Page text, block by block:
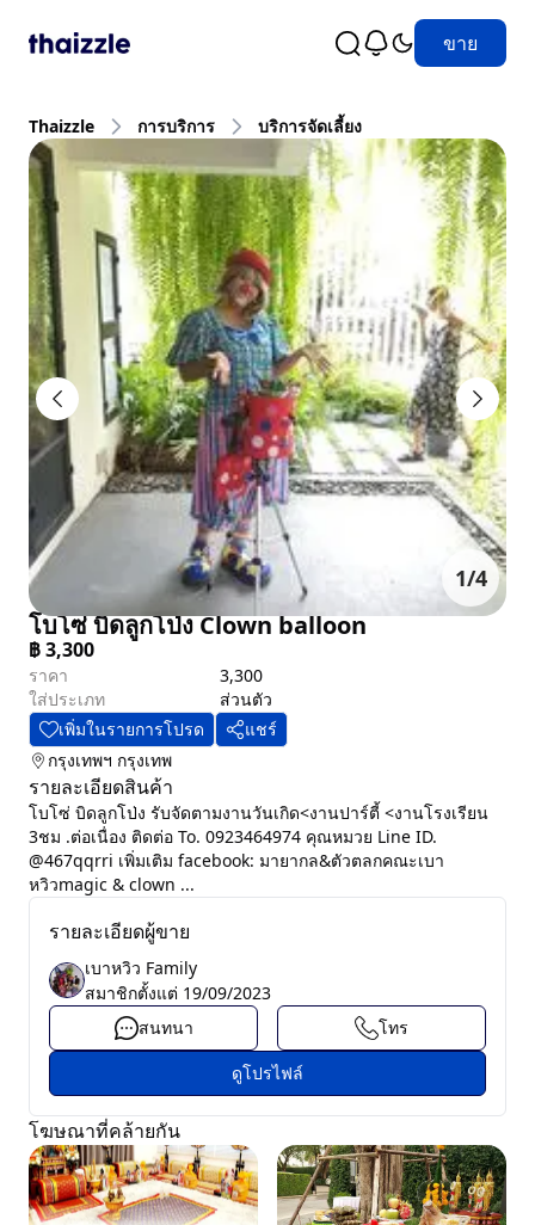
ขาย
Thaizzle การบริการ บริการจัดเลี้ยง
1/4
โบโซ่ บิดลูกโป่ง Clown balloon
฿3,300
ราคา
3,300
ใส่ประเภท
ส่วนตัว
เพิ่มในรายการโปรด
แชร์
กรุงเทพฯ กรุงเทพ
รายละเอียดสินค้า
โบโซ่ บิดลูกโป่ง รับจัดตามงานวันเกิด<งานปาร์ตี้ <งานโรงเรียน
3ชม .ต่อเนื่อง ติดต่อ To. 0923464974 คุณหมวย Line ID.
@467qqrri เพิ่มเติม facebook: มายากล&ตัวตลกคณะเบา
หวิวmagic & clown ...
รายละเอียดผู้ขาย
เบาหวิว Family
สมาชิกตั้งแต่ 19/09/2023
สนทนา
โทร
ดูโปรไฟล์
โฆษณาที่คล้ายกัน